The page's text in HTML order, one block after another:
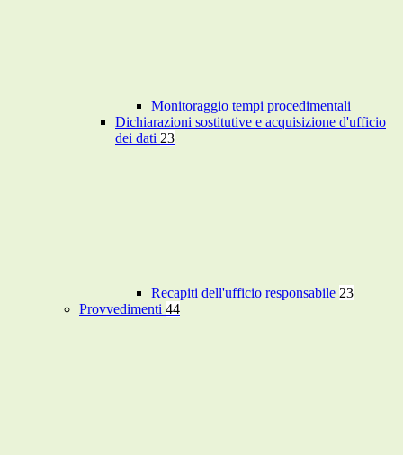
Monitoraggio tempi procedimentali
Dichiarazioni sostitutive e acquisizione d'ufficio
dei dati 23
Recapiti dell'ufficio responsabile 23
Provvedimenti 44